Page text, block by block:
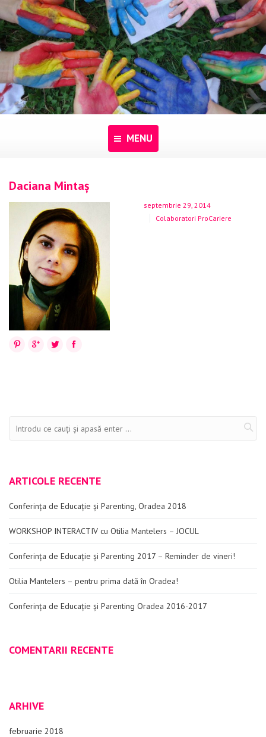
MENU
Despre noi
Programe
Pentru dascăli
Evenimente
Materiale educaționale
Anunțuri
Daciana Mintaș
septembrie 29, 2014
Colaboratori ProCariere
Facebook
Twitter
Google+
Pinterest
ARTICOLE RECENTE
Conferința de Educație și Parenting, Oradea 2018
WORKSHOP INTERACTIV cu Otilia Mantelers – JOCUL
Conferința de Educație și Parenting 2017 – Reminder de vineri!
Otilia Mantelers – pentru prima dată în Oradea!
Conferința de Educație și Parenting Oradea 2016-2017
COMENTARII RECENTE
ARHIVE
februarie 2018